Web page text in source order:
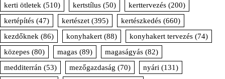
kerti ötletek (510) kertstílus (50) kerttervezés (200)
kertépítés (47) kertészet (395) kertészkedés (660)
kezdőknek (86) konyhakert (88) konyhakert tervezés (74)
közepes (80) magas (89) magaságyás (82)
medditerrán (53) mezőgazdaság (70) nyári (131)